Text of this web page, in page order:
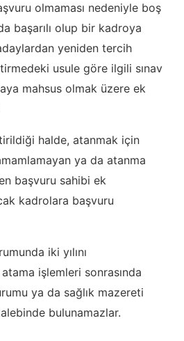
olmaması nedeniyle boş
başarılı olup bir kadroya
yeniden tercih
usule göre ilgili sınav
mahsus olmak üzere ek
halde, atanmak için
ya da atanma
başvuru sahibi ek
kadrolara başvuru
iki yılını
işlemleri sonrasında
ya da sağlık mazereti
bulunamazlar.